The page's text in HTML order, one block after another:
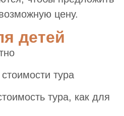
цену.
детей
тура
тура, как для